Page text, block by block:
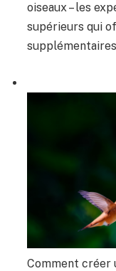
oiseaux – les
supérieurs qui
Comment créer